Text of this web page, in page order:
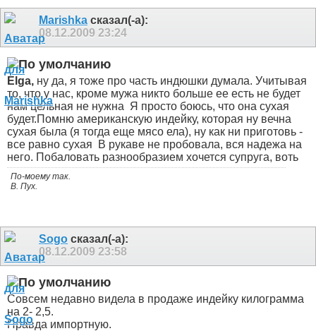
Marishka сказал(-а):
08.12.2009 23:24
Elga, ну да, я тоже про часть индюшки думала. Учитывая
то, что у нас, кроме мужа никто больше ее есть не будет
нам цельная не нужна Я просто боюсь, что она сухая
будет.Помню американскую индейку, которая ну вечна
сухая была (я тогда еще мясо ела), ну как ни приготовь -
все равно сухая
В рукаве не пробовала, вся надежа на
него. Побаловать разнообразием хочется супруга, воть
По-моему так.
В. Пух.
Sogo сказал(-а):
08.12.2009 23:58
Совсем недавно видела в продаже индейку килограмма
на 2- 2,5.
Правда импортную.